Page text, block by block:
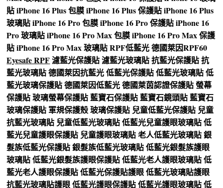
貼iPhone 16 Plus 包膜iPhone 16 Plus 保護貼iPhone 16 Plus
玻璃貼iPhone 16 Pro 包膜iPhone 16 Pro 保護貼iPhone 16
Pro 玻璃貼iPhone 16 Pro Max 包膜iPhone 16 Pro Max 保護
貼iPhone 16 Pro Max 玻璃貼RPF低藍光德國萊因RPF60
Eyesafe RPF濾藍光保護貼濾藍光玻璃貼抗藍光保護貼抗
藍光玻璃貼德國萊因抗藍光低藍光保護貼低藍光玻璃貼低
藍光玻璃保護貼德國萊因低藍光德國萊茵認證保護貼螢幕
保護貼玻璃螢幕保護貼藍寶石保護貼藍寶石鏡頭貼藍寶石
玻璃保護貼 軍規保護殼玻璃保護貼 兒童低藍光保護貼 兒童
抗藍光玻璃貼 兒童低藍光玻璃貼低藍光兒童護眼玻璃貼低
藍光兒童護眼保護貼 兒童護眼玻璃貼老人低藍光玻璃貼銀
髮族低藍光保護貼銀髮族低藍光玻璃貼低藍光銀髮族護眼
玻璃貼低藍光銀髮族護眼保護貼低藍光老人護眼玻璃貼低
藍光老人護眼保護貼低藍光保護貼護眼低藍光玻璃貼護眼
抗藍光玻璃貼護眼低藍光護眼保護貼低藍光護眼玻璃貼低